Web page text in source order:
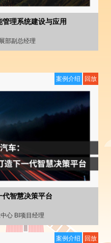
理系统建设与应用
部副总经理
代智慧决策平台
心 BI项目经理
案例介绍 回放
案例介绍 回放